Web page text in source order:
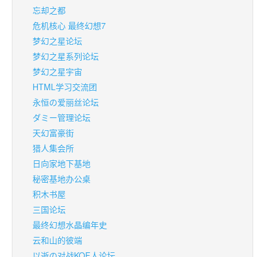
忘却之都
危机核心 最终幻想7
梦幻之星论坛
梦幻之星系列论坛
梦幻之星宇宙
HTML学习交流团
永恒の爱丽丝论坛
ダミー管理论坛
天幻富豪街
猎人集会所
日向家地下基地
秘密基地办公桌
积木书屋
三国论坛
最终幻想水晶编年史
云和山的彼端